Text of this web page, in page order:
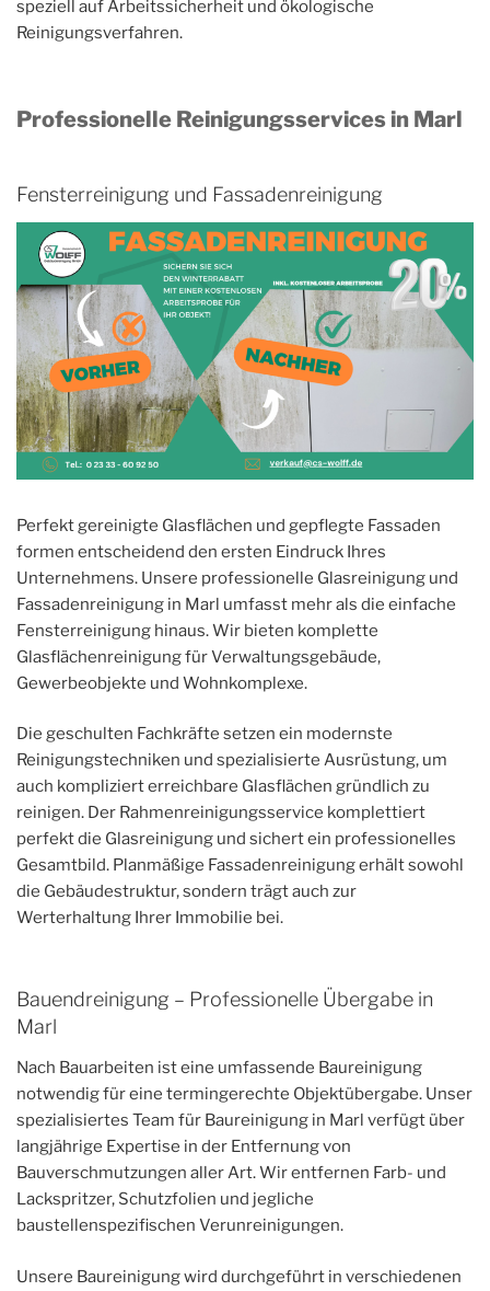
speziell auf Arbeitssicherheit und ökologische
Reinigungsverfahren.
Professionelle Reinigungsservices in Marl
Fensterreinigung und Fassadenreinigung
Perfekt gereinigte Glasflächen und gepflegte Fassaden
formen entscheidend den ersten Eindruck Ihres
Unternehmens. Unsere professionelle Glasreinigung und
Fassadenreinigung in Marl umfasst mehr als die einfache
Fensterreinigung hinaus. Wir bieten komplette
Glasflächenreinigung für Verwaltungsgebäude,
Gewerbeobjekte und Wohnkomplexe.
Die geschulten Fachkräfte setzen ein modernste
Reinigungstechniken und spezialisierte Ausrüstung, um
auch kompliziert erreichbare Glasflächen gründlich zu
reinigen. Der Rahmenreinigungsservice komplettiert
perfekt die Glasreinigung und sichert ein professionelles
Gesamtbild. Planmäßige Fassadenreinigung erhält sowohl
die Gebäudestruktur, sondern trägt auch zur
Werterhaltung Ihrer Immobilie bei.
Bauendreinigung – Professionelle Übergabe in
Marl
Nach Bauarbeiten ist eine umfassende Baureinigung
notwendig für eine termingerechte Objektübergabe. Unser
spezialisiertes Team für Baureinigung in Marl verfügt über
langjährige Expertise in der Entfernung von
Bauverschmutzungen aller Art. Wir entfernen Farb- und
Lackspritzer, Schutzfolien und jegliche
baustellenspezifischen Verunreinigungen.
Unsere Baureinigung wird durchgeführt in verschiedenen